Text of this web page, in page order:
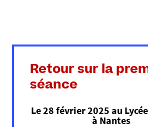
Retour sur la
séance
Le 28 février 2025 au
à Nantes